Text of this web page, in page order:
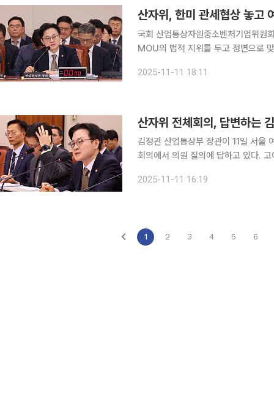
국회 산업통상자원중소벤처기업위원
MOU의 법적 지위를 두고 정면으로 맞섰다. 더불어민주당은 “단순한 행정협의에 불
2025-11-11 18:11
산자위 전체회의, 답변하는
김정관 산업통상부 장관이 11일 서울
회의에서 의원 질의에 답하고 있다.
2025-11-11 16:19
1 2 3 4 5 6